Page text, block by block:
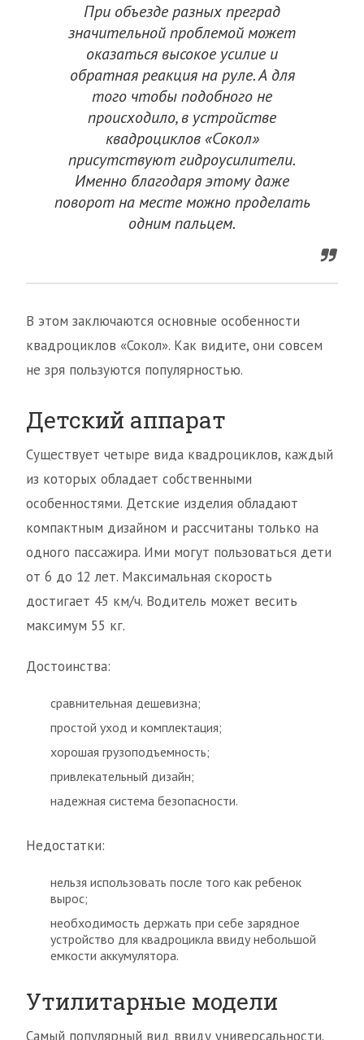
При объезде разных преград
значительной проблемой может
оказаться высокое усилие и
обратная реакция на руле. А для
того чтобы подобного не
происходило, в устройстве
квадроциклов «Сокол»
присутствуют гидроусилители.
Именно благодаря этому даже
поворот на месте можно проделать
одним пальцем.
В этом заключаются основные особенности
квадроциклов «Сокол». Как видите, они совсем
не зря пользуются популярностью.
Детский аппарат
Существует четыре вида квадроциклов, каждый
из которых обладает собственными
особенностями. Детские изделия обладают
компактным дизайном и рассчитаны только на
одного пассажира. Ими могут пользоваться дети
от 6 до 12 лет. Максимальная скорость
достигает 45 км/ч. Водитель может весить
максимум 55 кг.
Достоинства:
сравнительная дешевизна;
простой уход и комплектация;
хорошая грузоподъемность;
привлекательный дизайн;
надежная система безопасности.
Недостатки:
нельзя использовать после того как ребенок
вырос;
необходимость держать при себе зарядное
устройство для квадроцикла ввиду небольшой
емкости аккумулятора.
Утилитарные модели
Самый популярный вид ввиду универсальности.